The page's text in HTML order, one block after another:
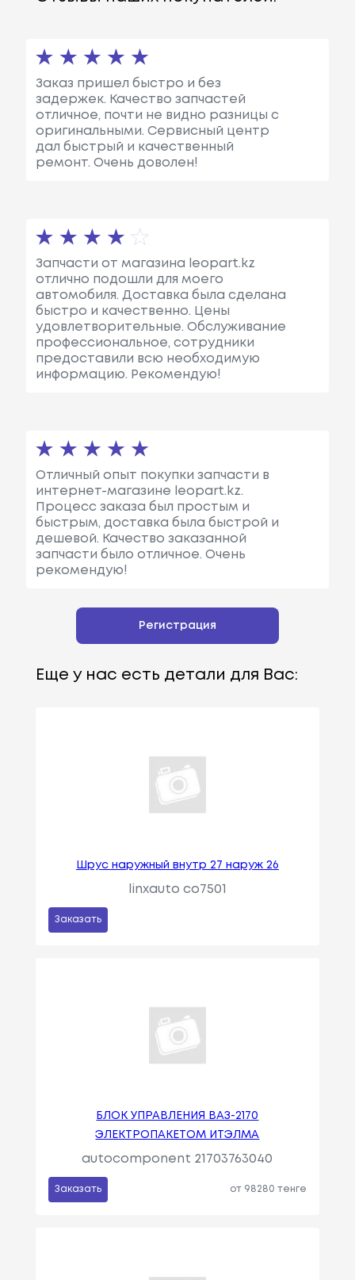
Заказ пришел быстро и без
задержек. Качество запчастей
отличное, почти не видно разницы с
оригинальными. Сервисный центр
дал быстрый и качественный
ремонт. Очень доволен!
Запчасти от магазина leopart.kz
отлично подошли для моего
автомобиля. Доставка была сделана
быстро и качественно. Цены
удовлетворительные. Обслуживание
профессиональное, сотрудники
предоставили всю необходимую
информацию. Рекомендую!
Отличный опыт покупки запчасти в
интернет-магазине leopart.kz.
Процесс заказа был простым и
быстрым, доставка была быстрой и
дешевой. Качество заказанной
запчасти было отличное. Очень
рекомендую!
Регистрация
Еще у нас есть детали для Вас:
Шрус наружный внутр 27 наруж 26
linxauto co7501
Заказать
БЛОК УПРАВЛЕНИЯ ВАЗ-2170
ЭЛЕКТРОПАКЕТОМ ИТЭЛМА
autocomponent 21703763040
Заказать от 98280 тенге